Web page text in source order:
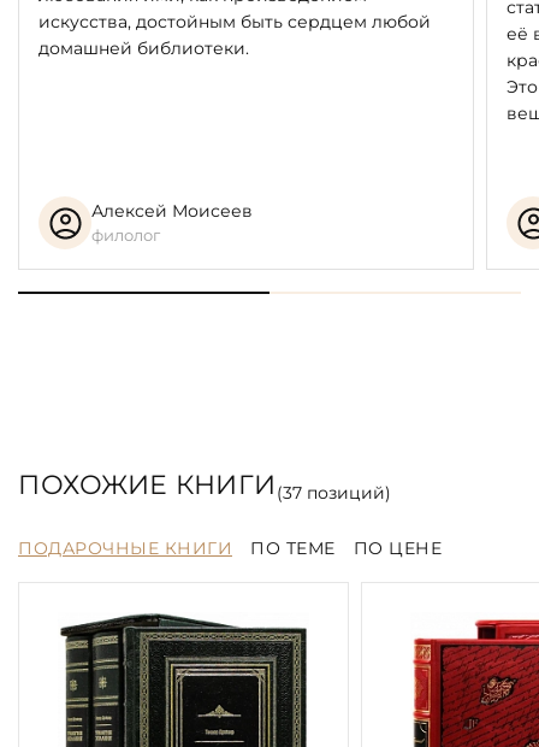
искусства, достойным быть сердцем любой
домашней библиотеки.
Алексей Моисеев
филолог
её
ПОХОЖИЕ КНИГИ (37позиций)
ПОДАРОЧНЫЕ КНИГИ ПО ТЕМЕ ПО ЦЕНЕ